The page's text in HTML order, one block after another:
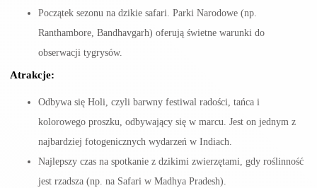
Początek sezonu na dzikie safari. Parki Narodowe (np.
Ranthambore, Bandhavgarh) oferują świetne warunki do
obserwacji tygrysów.
Atrakcje:
Odbywa się Holi, czyli barwny festiwal radości, tańca i
kolorowego proszku, odbywający się w marcu. Jest on jednym z
najbardziej fotogenicznych wydarzeń w Indiach.
Najlepszy czas na spotkanie z dzikimi zwierzętami, gdy roślinność
jest rzadsza (np. na Safari w Madhya Pradesh).